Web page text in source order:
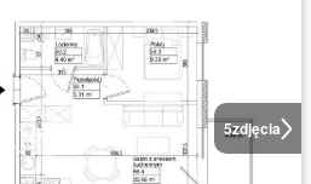
5zdjęcia